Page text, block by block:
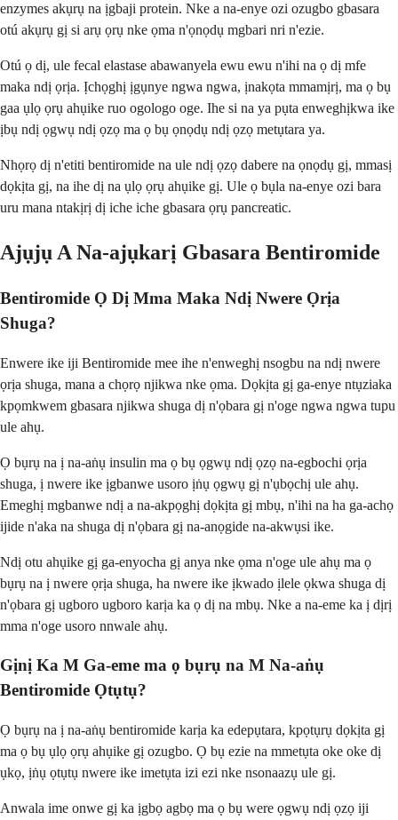
enzymes akụrụ na ịgbaji protein. Nke a na-enye ozi ozugbo gbasara
otú akụrụ gị si arụ ọrụ nke ọma n'ọnọdụ mgbari nri n'ezie.
Otú ọ dị, ule fecal elastase abawanyela ewu ewu n'ihi na ọ dị mfe
maka ndị ọrịa. Ịchọghị ịgụnye ngwa ngwa, ịnakọta mmamịrị, ma ọ bụ
gaa ụlọ ọrụ ahụike ruo ogologo oge. Ihe si na ya pụta enweghịkwa ike
ịbụ ndị ọgwụ ndị ọzọ ma ọ bụ ọnọdụ ndị ọzọ metụtara ya.
Nhọrọ dị n'etiti bentiromide na ule ndị ọzọ dabere na ọnọdụ gị, mmasị
dọkịta gị, na ihe dị na ụlọ ọrụ ahụike gị. Ule ọ bụla na-enye ozi bara
uru mana ntakịrị dị iche iche gbasara ọrụ pancreatic.
Ajụjụ A Na-ajụkarị Gbasara Bentiromide
Bentiromide Ọ Dị Mma Maka Ndị Nwere Ọrịa
Shuga?
Enwere ike iji Bentiromide mee ihe n'enweghị nsogbu na ndị nwere
ọrịa shuga, mana a chọrọ njikwa nke ọma. Dọkịta gị ga-enye ntụziaka
kpọmkwem gbasara njikwa shuga dị n'ọbara gị n'oge ngwa ngwa tupu
ule ahụ.
Ọ bụrụ na ị na-aṅụ insulin ma ọ bụ ọgwụ ndị ọzọ na-egbochi ọrịa
shuga, ị nwere ike ịgbanwe usoro ịṅụ ọgwụ gị n'ụbọchị ule ahụ.
Emeghị mgbanwe ndị a na-akpọghị dọkịta gị mbụ, n'ihi na ha ga-achọ
ijide n'aka na shuga dị n'ọbara gị na-anọgide na-akwụsi ike.
Ndị otu ahụike gị ga-enyocha gị anya nke ọma n'oge ule ahụ ma ọ
bụrụ na ị nwere ọrịa shuga, ha nwere ike ịkwado ịlele ọkwa shuga dị
n'ọbara gị ugboro ugboro karịa ka ọ dị na mbụ. Nke a na-eme ka ị dịrị
mma n'oge usoro nnwale ahụ.
Gịnị Ka M Ga-eme ma ọ bụrụ na M Na-aṅụ
Bentiromide Ọtụtụ?
Ọ bụrụ na ị na-aṅụ bentiromide karịa ka edepụtara, kpọtụrụ dọkịta gị
ma ọ bụ ụlọ ọrụ ahụike gị ozugbo. Ọ bụ ezie na mmetụta oke oke dị
ụkọ, ịṅụ ọtụtụ nwere ike imetụta izi ezi nke nsonaazụ ule gị.
Anwala ime onwe gị ka ịgbọ agbọ ma ọ bụ were ọgwụ ndị ọzọ iji